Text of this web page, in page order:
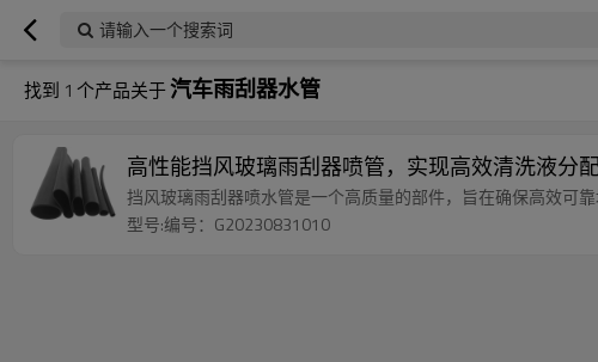
请输入一个搜索词
找到 1 个产品关于汽车雨刮器水管
高性能挡风玻璃雨刮器喷管，实现高效清洗液分
挡风玻璃雨刮器喷水管是一个高质量的部件，旨在确保高效可
型号:编号：G20230831010